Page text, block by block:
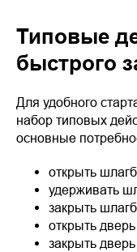
Типовые
быстрого
Для удобного
набор типовых
основные
открыть
удерживать
закрыть
открыть дверь
закрыть дверь